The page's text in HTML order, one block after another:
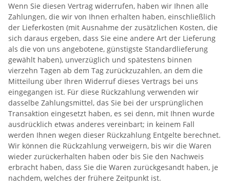
Wenn Sie diesen Vertrag widerrufen, haben wir Ihnen alle
Zahlungen, die wir von Ihnen erhalten haben, einschließlich
der Lieferkosten (mit Ausnahme der zusätzlichen Kosten, die
sich daraus ergeben, dass Sie eine andere Art der Lieferung
als die von uns angebotene, günstigste Standardlieferung
gewählt haben), unverzüglich und spätestens binnen
vierzehn Tagen ab dem Tag zurückzuzahlen, an dem die
Mitteilung über Ihren Widerruf dieses Vertrags bei uns
eingegangen ist. Für diese Rückzahlung verwenden wir
dasselbe Zahlungsmittel, das Sie bei der ursprünglichen
Transaktion eingesetzt haben, es sei denn, mit Ihnen wurde
ausdrücklich etwas anderes vereinbart; in keinem Fall
werden Ihnen wegen dieser Rückzahlung Entgelte berechnet.
Wir können die Rückzahlung verweigern, bis wir die Waren
wieder zurückerhalten haben oder bis Sie den Nachweis
erbracht haben, dass Sie die Waren zurückgesandt haben, je
nachdem, welches der frühere Zeitpunkt ist.